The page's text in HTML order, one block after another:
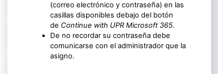
(correo electrónico y contraseña) en las
casillas disponibles debajo del botón
de Continue with UPR Microsoft 365.
De no recordar su contraseña debe
comunicarse con el administrador que la
asigno.